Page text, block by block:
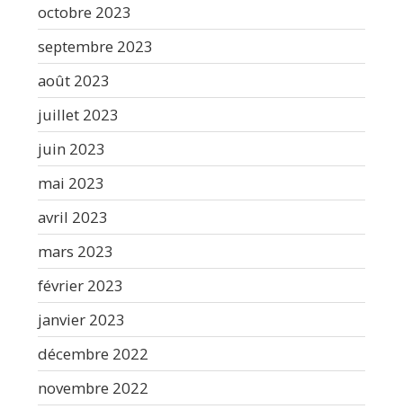
octobre 2023
septembre 2023
août 2023
juillet 2023
juin 2023
mai 2023
avril 2023
mars 2023
février 2023
janvier 2023
décembre 2022
novembre 2022